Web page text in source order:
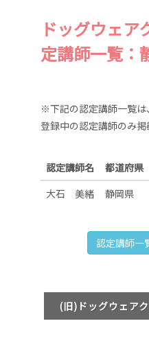
ドッグウェア
定講師一覧：
※下記の認定講師一覧
登録中の認定講師のみ掲
認定講師名 都道府県
大石 美緒
静岡県
認定講師一
(旧)ドッグウェア